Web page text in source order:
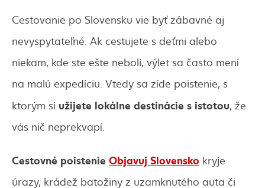
Cestovanie po Slovensku vie byť zábavné aj
nevyspytateľné. Ak cestujete s deťmi alebo
niekam, kde ste ešte neboli, výlet sa často mení
na malú expedíciu. Vtedy sa zíde poistenie, s
ktorým si užijete lokálne destinácie s istotou, že
vás nič neprekvapí.
Cestovné poistenie Objavuj Slovensko kryje
úrazy, krádež batožiny z uzamknutého auta či